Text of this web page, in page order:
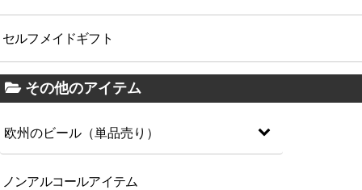
セルフメイドギフト
その他のアイテム
欧州のビール（単品売り）
ノンアルコールアイテム